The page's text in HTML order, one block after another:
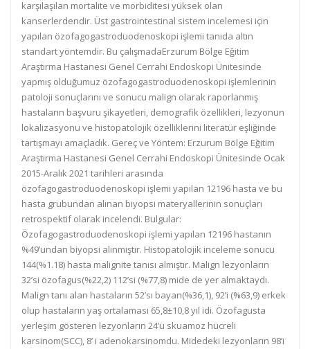
karşılaşılan mortalite ve morbiditesi yüksek olan
kanserlerdendir. Üst gastrointestinal sistem incelemesi için
yapılan özofagogastroduodenoskopi işlemi tanıda altın
standart yöntemdir. Bu çalışmadaErzurum Bölge Eğitim
Araştırma Hastanesi Genel Cerrahi Endoskopi Ünitesinde
yapmış olduğumuz özofagogastroduodenoskopi işlemlerinin
patoloji sonuçlarını ve sonucu malign olarak raporlanmış
hastaların başvuru şikayetleri, demografik özellikleri, lezyonun
lokalizasyonu ve histopatolojik özelliklerini literatür eşliğinde
tartışmayı amaçladık. Gereç ve Yöntem: Erzurum Bölge Eğitim
Araştırma Hastanesi Genel Cerrahi Endoskopi Ünitesinde Ocak
2015-Aralık 2021 tarihleri arasında
özofagogastroduodenoskopi işlemi yapılan 12196 hasta ve bu
hasta grubundan alınan biyopsi materyallerinin sonuçları
retrospektif olarak incelendi. Bulgular:
Özofagogastroduodenoskopi işlemi yapılan 12196 hastanın
%49’undan biyopsi alınmıştır. Histopatolojik inceleme sonucu
144(%1.18) hasta malignite tanısı almıştır. Malign lezyonların
32’si özofagus(%22,2) 112’si (%77,8) mide de yer almaktaydı.
Malign tanı alan hastaların 52’sı bayan(%36,1), 92’i (%63,9) erkek
olup hastaların yaş ortalaması 65,8±10,8 yıl idi. Özofagusta
yerleşim gösteren lezyonların 24’ü skuamoz hücreli
karsinom(SCC), 8’ i adenokarsinomdu. Midedeki lezyonların 98’i